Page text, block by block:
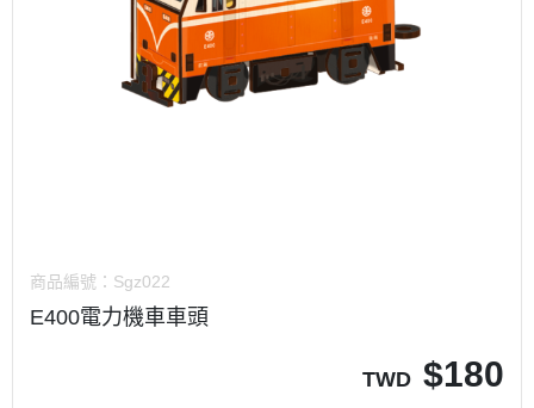
商品編號： Sgz022
E400電力機車車頭
TWD $180